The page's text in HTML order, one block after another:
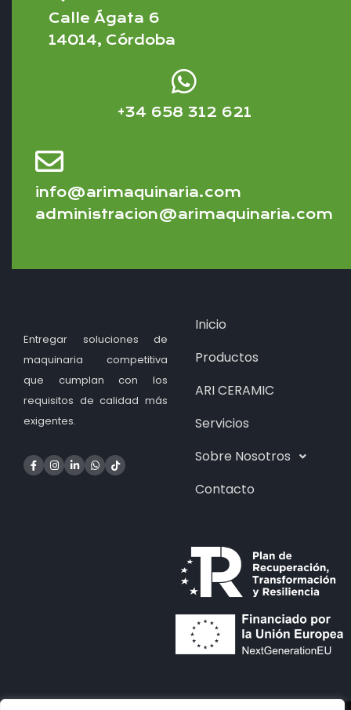
Calle Ágata 6
14014, Córdoba
+34 658 312 621
info@arimaquinaria.com
administracion@arimaquinaria.com
Entregar soluciones de
maquinaria competitiva
que cumplan con los
requisitos de calidad más
exigentes.
Inicio
Productos
ARI CERAMIC
Servicios
Sobre Nosotros
Contacto